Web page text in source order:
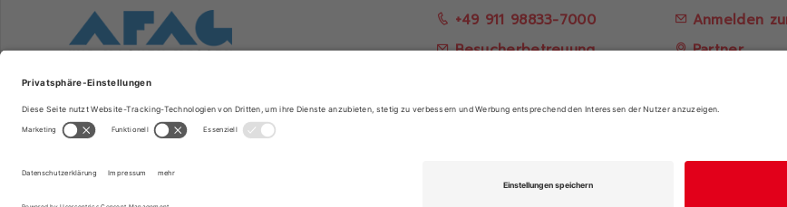
Consumenta
© AFAG Messen und Ausstellungen GmbH
+49 911 98833-7000
Besucherbetreuung
Anmelden
Partner